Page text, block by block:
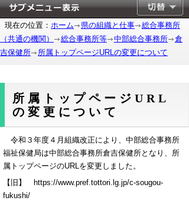
現在の位置： ホーム 県の組織と仕事
総合事務所
（共通の機関）
総合事務所等 中部総合事務所
倉
吉保健所
所属トップページURLの変更について
所属トップページURL
の変更について
令和３年度４月組織改正により、中部総合事務所
福祉保健局は中部総合事務所倉吉保健所となり、所
属トップページのURLを変更しました。
【旧】 https://www.pref.tottori.lg.jp/c-sougou-
fukushi/